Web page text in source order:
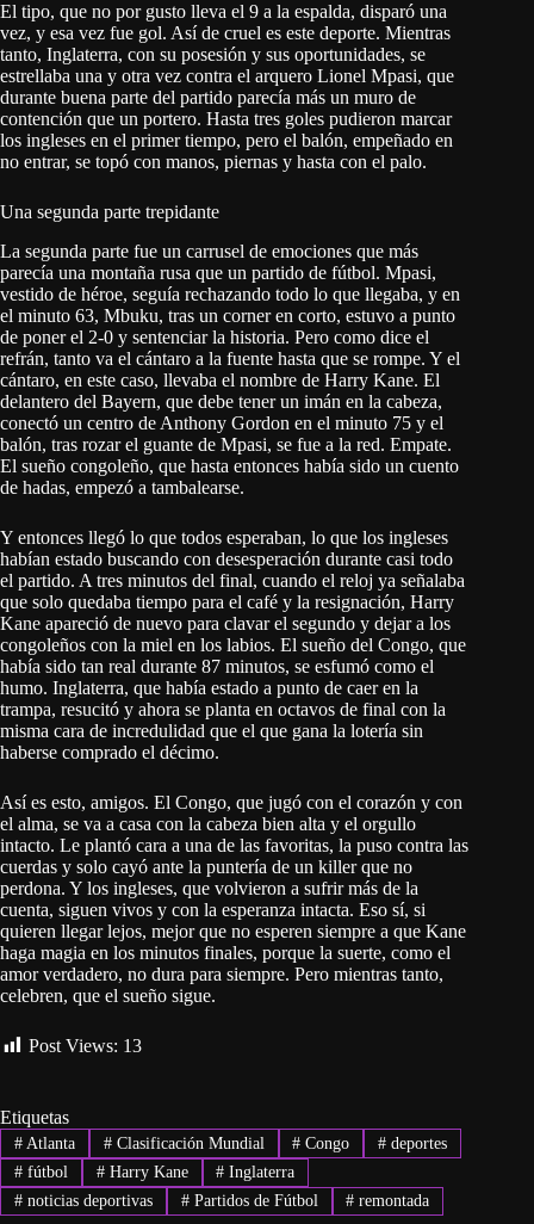
El tipo, que no por gusto lleva el 9 a la espalda, disparó una
vez, y esa vez fue gol. Así de cruel es este deporte. Mientras
tanto, Inglaterra, con su posesión y sus oportunidades, se
estrellaba una y otra vez contra el arquero Lionel Mpasi, que
durante buena parte del partido parecía más un muro de
contención que un portero. Hasta tres goles pudieron marcar
los ingleses en el primer tiempo, pero el balón, empeñado en
no entrar, se topó con manos, piernas y hasta con el palo.
Una segunda parte trepidante
La segunda parte fue un carrusel de emociones que más
parecía una montaña rusa que un partido de fútbol. Mpasi,
vestido de héroe, seguía rechazando todo lo que llegaba, y en
el minuto 63, Mbuku, tras un corner en corto, estuvo a punto
de poner el 2-0 y sentenciar la historia. Pero como dice el
refrán, tanto va el cántaro a la fuente hasta que se rompe. Y el
cántaro, en este caso, llevaba el nombre de Harry Kane. El
delantero del Bayern, que debe tener un imán en la cabeza,
conectó un centro de Anthony Gordon en el minuto 75 y el
balón, tras rozar el guante de Mpasi, se fue a la red. Empate.
El sueño congoleño, que hasta entonces había sido un cuento
de hadas, empezó a tambalearse.
Y entonces llegó lo que todos esperaban, lo que los ingleses
habían estado buscando con desesperación durante casi todo
el partido. A tres minutos del final, cuando el reloj ya señalaba
que solo quedaba tiempo para el café y la resignación, Harry
Kane apareció de nuevo para clavar el segundo y dejar a los
congoleños con la miel en los labios. El sueño del Congo, que
había sido tan real durante 87 minutos, se esfumó como el
humo. Inglaterra, que había estado a punto de caer en la
trampa, resucitó y ahora se planta en octavos de final con la
misma cara de incredulidad que el que gana la lotería sin
haberse comprado el décimo.
Así es esto, amigos. El Congo, que jugó con el corazón y con
el alma, se va a casa con la cabeza bien alta y el orgullo
intacto. Le plantó cara a una de las favoritas, la puso contra las
cuerdas y solo cayó ante la puntería de un killer que no
perdona. Y los ingleses, que volvieron a sufrir más de la
cuenta, siguen vivos y con la esperanza intacta. Eso sí, si
quieren llegar lejos, mejor que no esperen siempre a que Kane
haga magia en los minutos finales, porque la suerte, como el
amor verdadero, no dura para siempre. Pero mientras tanto,
celebren, que el sueño sigue.
Post Views: 13
Etiquetas
#Atlanta #Clasificación Mundial # Congo # deportes
#fútbol #Harry Kane # Inglaterra
#noticias deportivas #Partidos de Fútbol # remontada